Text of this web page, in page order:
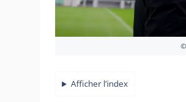
Afficher l’index